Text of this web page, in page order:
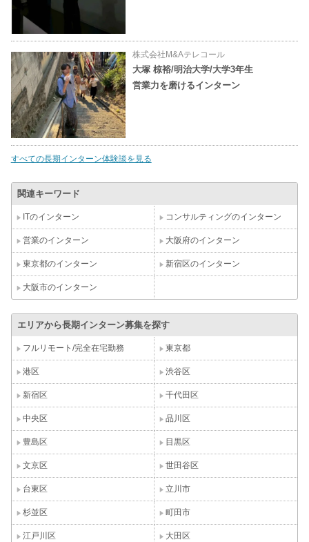
株式会社M&Aテレコール
大塚 椋裕/明治大学/大学3年生
営業力を磨けるインターン
すべての長期インターン体験談を見る
関連キーワード
ITのインターン コンサルティングのインターン
営業のインターン 大阪府のインターン
東京都のインターン 新宿区のインターン
大阪市のインターン
エリアから長期インターン募集を探す
フルリモート/完全在宅勤務 東京都
港区 渋谷区
新宿区 千代田区
中央区 品川区
豊島区 目黒区
文京区 世田谷区
台東区 立川市
杉並区 町田市
江戸川区 大田区